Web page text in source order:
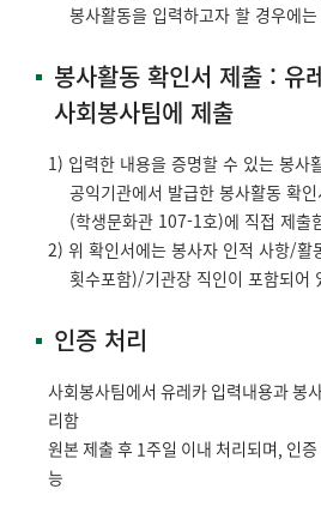
봉사활동을 입력하고자 할 경우에는
봉사활동 확인서 제출 : 유
사회봉사팀에 제출
1) 입력한 내용을 증명할 수 있는 봉사
공익기관에서 발급한 봉사활동 확
(학생문화관 107-1호)에 직접 제출
2) 위 확인서에는 봉사자 인적 사항/활
횟수포함)/기관장 직인이 포함되어
인증 처리
사회봉사팀에서 유레카 입력내용과 봉
리함
원본 제출 후 1주일 이내 처리되며, 인
능